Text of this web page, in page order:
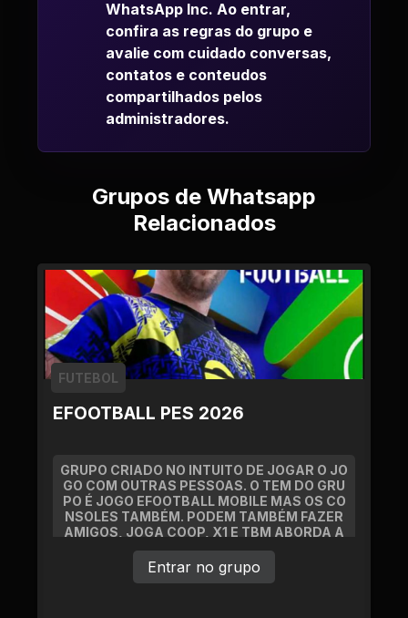
WhatsApp Inc. Ao entrar,
confira as regras do grupo e
avalie com cuidado conversas,
contatos e conteudos
compartilhados pelos
administradores.
Grupos de Whatsapp
Relacionados
EFOOTBALL PES 2026
FUTEBOL
GRUPO CRIADO NO INTUITO DE JOGAR O JO
GO COM OUTRAS PESSOAS. O TEM DO GRU
PO É JOGO EFOOTBALL MOBILE MAS OS CO
NSOLES TAMBÉM. PODEM TAMBÉM FAZER
AMIGOS, JOGA COOP, X1 E TBM ABORDA A
SSUNTOS DO FUTEBOL EM GERAL!
Entrar no grupo